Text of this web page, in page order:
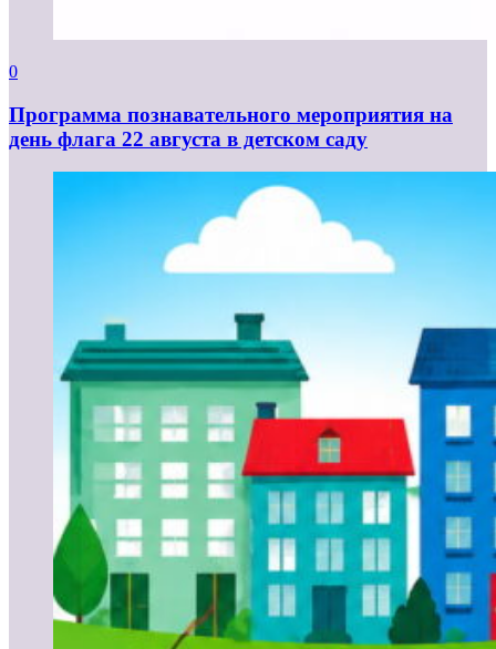
0
Программа познавательного мероприятия на
день флага 22 августа в детском саду